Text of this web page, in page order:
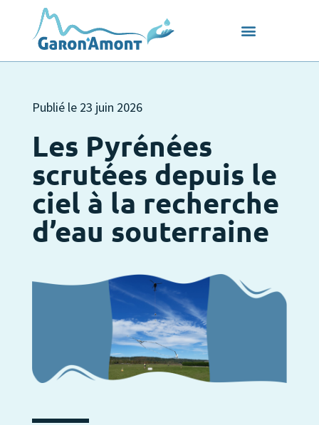
Publié le 23 juin 2026
Les Pyrénées
scrutées depuis le
ciel à la recherche
d’eau souterraine